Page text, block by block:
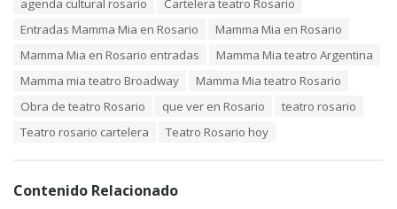
agenda cultural rosario
Cartelera teatro Rosario
Entradas Mamma Mia en Rosario
Mamma Mia en Rosario
Mamma Mia en Rosario entradas
Mamma Mia teatro Argentina
Mamma mia teatro Broadway
Mamma Mia teatro Rosario
Obra de teatro Rosario
que ver en Rosario
teatro rosario
Teatro rosario cartelera
Teatro Rosario hoy
Contenido Relacionado